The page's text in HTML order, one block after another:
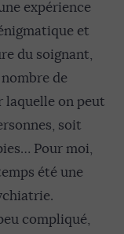
expérience
et
du soignant,
de
laquelle on peut
soit
Pour moi,
été une
compliqué,